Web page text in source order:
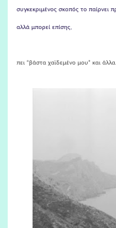
συγκεκριμένος σκοπός το παίρνει
αλλά μπορεί επίσης,
ο
πει “βάστα χαϊδεμένο μου” και άλλα.